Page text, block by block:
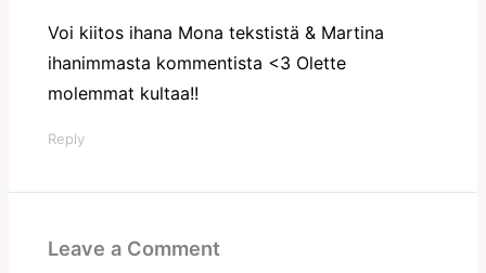
Voi kiitos ihana Mona tekstistä & Martina
ihanimmasta kommentista <3 Olette
molemmat kultaa!!
Reply
Leave a Comment